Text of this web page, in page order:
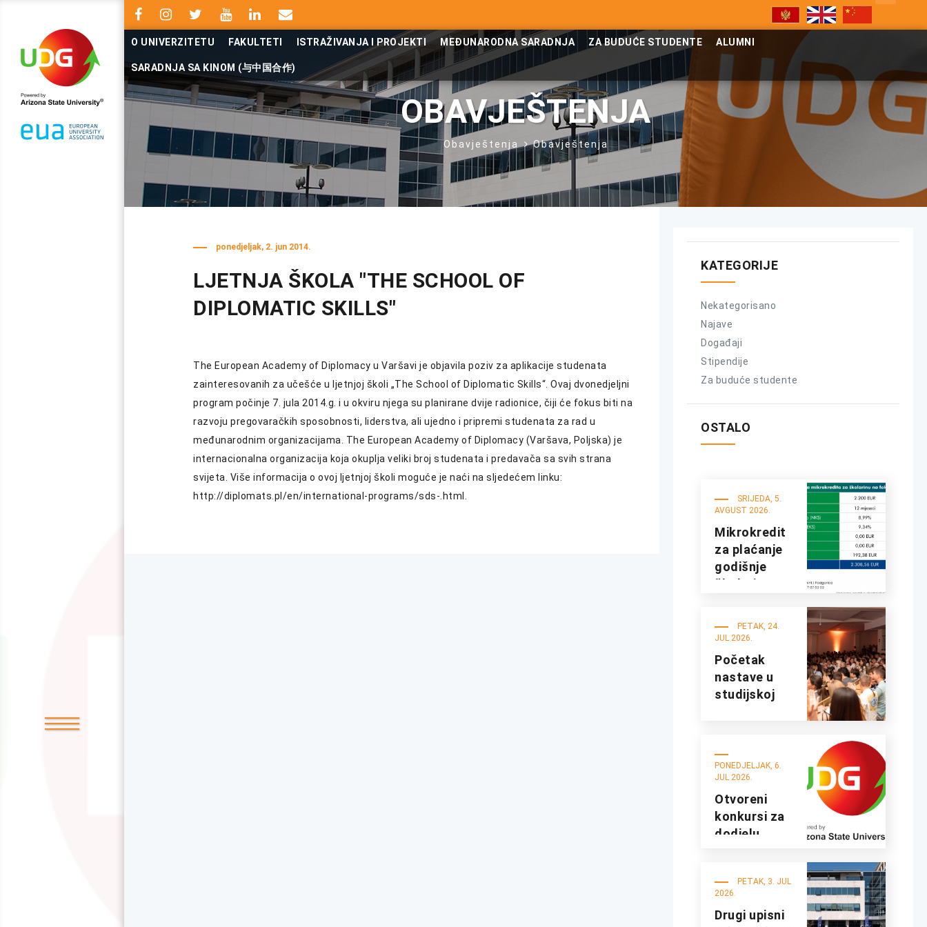
O UNIVERZITETU FAKULTETI ISTRAŽIVANJA I PROJEKTI MEĐUNARODNA SARADNJA ZA BUDUĆE STUDENTE ALUMNI
SARADNJA SA KINOM (与中国合作)
OBAVJEŠTENJA
Obavještenja Obavještenja
ponedjeljak, 2. jun 2014.
LJETNJA ŠKOLA "THE SCHOOL OF
DIPLOMATIC SKILLS"
The European Academy of Diplomacy u Varšavi je objavila poziv za aplikacije studenata
zainteresovanih za učešće u ljetnjoj školi „The School of Diplomatic Skills“. Ovaj dvonedjeljni
program počinje 7. jula 2014.g. i u okviru njega su planirane dvije radionice, čiji će fokus biti na
razvoju pregovaračkih sposobnosti, liderstva, ali ujedno i pripremi studenata za rad u
međunarodnim organizacijama. The European Academy of Diplomacy (Varšava, Poljska) je
internacionalna organizacija koja okuplja veliki broj studenata i predavača sa svih strana
svijeta. Više informacija o ovoj ljetnjoj školi moguće je naći na sljedećem linku:
http://diplomats.pl/en/international-programs/sds-.html.
KATEGORIJE
Nekategorisano
Najave
Događaji
Stipendije
Za buduće studente
OSTALO
SRIJEDA, 5.
AVGUST 2026.
Mikrokredit
za plaćanje
godišnje
školarine na
PETAK, 24.
JUL 2026.
Početak
nastave u
studijskoj
PONEDJELJAK, 6.
JUL 2026.
Otvoreni
konkursi za
dodjelu
stipendija za
2026/2027.
PETAK, 3. JUL
2026.
Drugi upisni